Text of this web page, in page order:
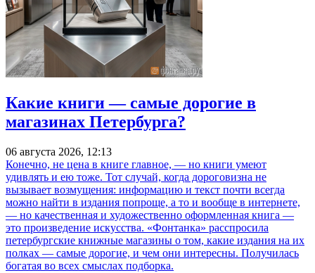
Какие книги — самые дорогие в
магазинах Петербурга?
06 августа 2026, 12:13
Конечно, не цена в книге главное, — но книги умеют
удивлять и ею тоже. Тот случай, когда дороговизна не
вызывает возмущения: информацию и текст почти всегда
можно найти в издания попроще, а то и вообще в интернете,
— но качественная и художественно оформленная книга —
это произведение искусства. «Фонтанка» расспросила
петербургские книжные магазины о том, какие издания на их
полках — самые дорогие, и чем они интересны. Получилась
богатая во всех смыслах подборка.